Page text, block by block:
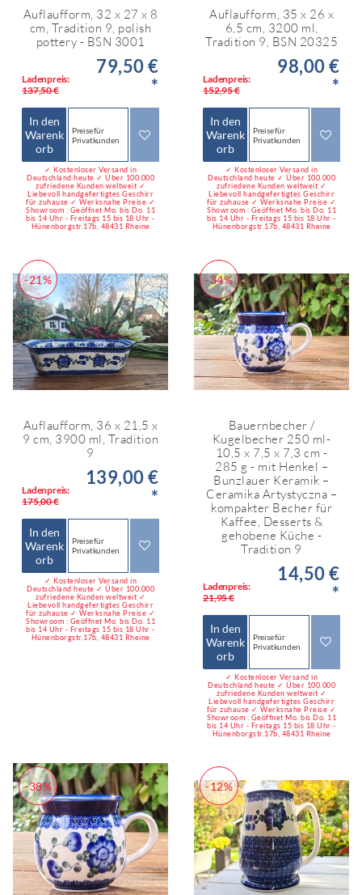
Auflaufform, 32 x 27 x 8
cm, Tradition 9, polish
pottery - BSN 3001
Ladenpreis:
137,50 €
79,50 €
*
In den
Warenk
orb
Preise für
Privatkunden
✓ Kostenloser Versand in
Deutschland heute ✓ Über 100.000
zufriedene Kunden weltweit ✓
Liebevoll handgefertigtes Geschirr
für zuhause ✓ Werksnahe Preise ✓
Showroom : Geöffnet Mo. bis Do. 11
bis 14 Uhr - Freitags 15 bis 18 Uhr -
Hünenborgstr.17b, 48431 Rheine
Auflaufform, 35 x 26 x
6,5 cm, 3200 ml,
Tradition 9, BSN 20325
Ladenpreis:
152,95 €
98,00 €
*
In den
Warenk
orb
Preise für
Privatkunden
✓ Kostenloser Versand in
Deutschland heute ✓ Über 100.000
zufriedene Kunden weltweit ✓
Liebevoll handgefertigtes Geschirr
für zuhause ✓ Werksnahe Preise ✓
Showroom : Geöffnet Mo. bis Do. 11
bis 14 Uhr - Freitags 15 bis 18 Uhr -
Hünenborgstr.17b, 48431 Rheine
-21%
Auflaufform, 36 x 21,5 x
9 cm, 3900 ml, Tradition
9
Ladenpreis:
175,00 €
139,00 €
*
In den
Warenk
orb
Preise für
Privatkunden
✓ Kostenloser Versand in
Deutschland heute ✓ Über 100.000
zufriedene Kunden weltweit ✓
Liebevoll handgefertigtes Geschirr
für zuhause ✓ Werksnahe Preise ✓
Showroom : Geöffnet Mo. bis Do. 11
bis 14 Uhr - Freitags 15 bis 18 Uhr -
Hünenborgstr.17b, 48431 Rheine
-34%
Bauernbecher /
Kugelbecher 250 ml-
10,5 x 7,5 x 7,3 cm -
285 g - mit Henkel –
Bunzlauer Keramik –
Ceramika Artystyczna –
kompakter Becher für
Kaffee, Desserts &
gehobene Küche -
Tradition 9
Ladenpreis:
21,95 €
14,50 €
*
In den
Warenk
orb
Preise für
Privatkunden
✓ Kostenloser Versand in
Deutschland heute ✓ Über 100.000
zufriedene Kunden weltweit ✓
Liebevoll handgefertigtes Geschirr
für zuhause ✓ Werksnahe Preise ✓
Showroom : Geöffnet Mo. bis Do. 11
bis 14 Uhr - Freitags 15 bis 18 Uhr -
Hünenborgstr.17b, 48431 Rheine
-38% -12%